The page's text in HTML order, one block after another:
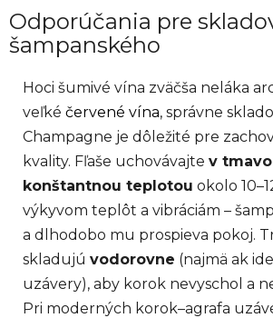
Odporúčania pre
šampanského
Hoci šumivé vína zväčša neláka
veľké červené vína, správne
Champagne je dôležité pre
kvality. Fľaše uchovávajte v
konštantnou teplotou okolo
výkyvom teplôt a vibráciám –
a dlhodobo mu prospieva pokoj.
skladujú vodorovne (najmä ak
uzávery), aby korok nevyschol a
Pri moderných korok–agrafa